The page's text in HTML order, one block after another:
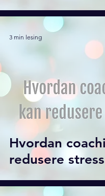
Hvordan
redusere stress
3 min lesing